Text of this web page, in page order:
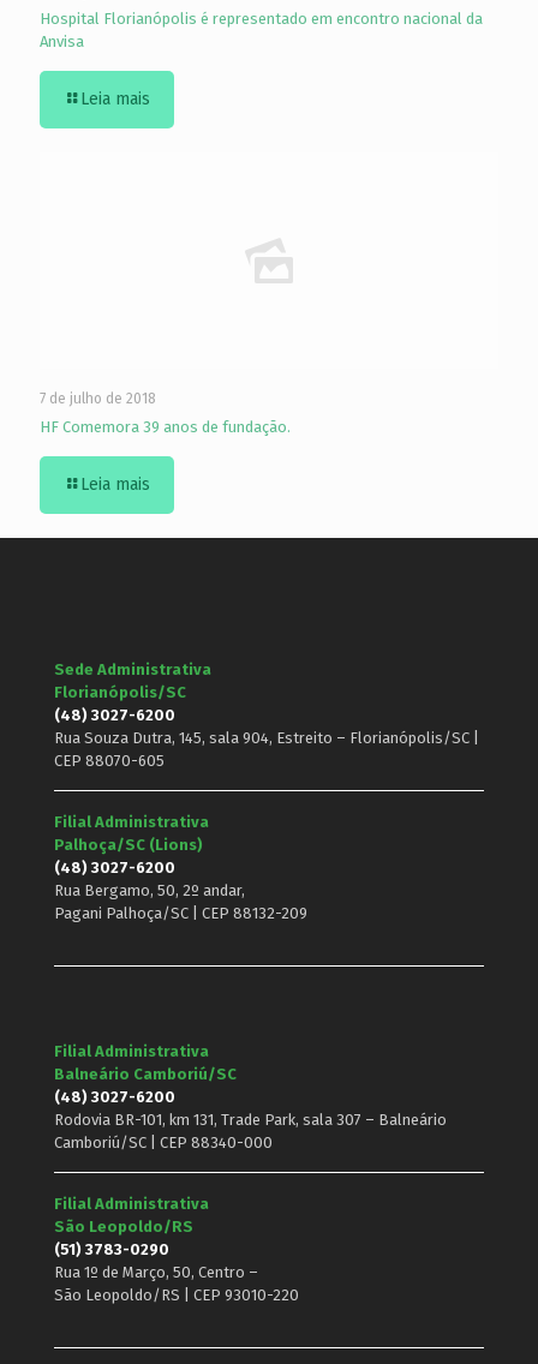
Hospital Florianópolis é representado em encontro nacional da
Anvisa
Leia mais
7 de julho de 2018
HF Comemora 39 anos de fundação.
Leia mais
Sede Administrativa
Florianópolis/SC
(48) 3027-6200
Rua Souza Dutra, 145, sala 904, Estreito – Florianópolis/SC |
CEP 88070-605
Filial Administrativa
Palhoça/SC (Lions)
(48) 3027-6200
Rua Bergamo, 50, 2º andar,
Pagani Palhoça/SC | CEP 88132-209
Filial Administrativa
Balneário Camboriú/SC
(48) 3027-6200
Rodovia BR-101, km 131, Trade Park, sala 307 – Balneário
Camboriú/SC | CEP 88340-000
Filial Administrativa
São Leopoldo/RS
(51) 3783-0290
Rua 1º de Março, 50, Centro –
São Leopoldo/RS | CEP 93010-220